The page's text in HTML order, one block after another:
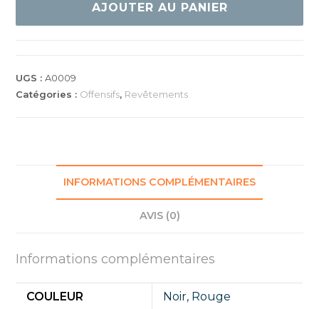
AJOUTER AU PANIER
UGS :A0009
Catégories : Offensifs, Revêtements
INFORMATIONS COMPLÉMENTAIRES
AVIS (0)
Informations complémentaires
COULEUR Noir, Rouge